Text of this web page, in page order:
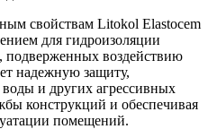
свойствам Litokol Elastocem
для гидроизоляции
подверженных воздействию
надежную защиту,
и других агрессивных
конструкций и обеспечивая
помещений.